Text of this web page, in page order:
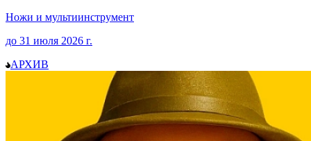
Ножи и мультиинструмент
до 31 июля 2026 г.
АРХИВ